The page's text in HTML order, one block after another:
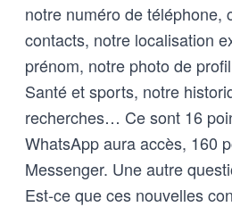
notre numéro de téléphone,
contacts, notre localisation
prénom, notre photo de
Santé et sports, notre
recherches… Ce sont 16
WhatsApp aura accès, 160
Messenger. Une autre
Est-ce que ces nouvelles